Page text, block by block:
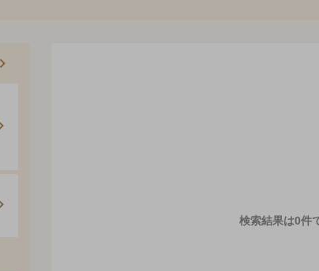
検索結果は0件